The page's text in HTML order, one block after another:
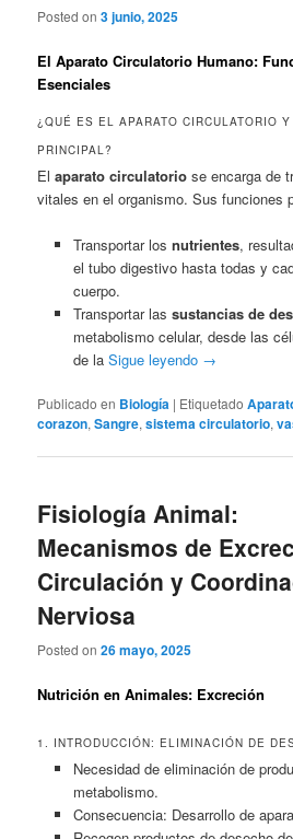
Posted on3 junio, 2025
El Aparato Circulatorio Humano:
Esenciales
¿QUÉ ES EL APARATO CIRCULATORIO
PRINCIPAL?
Elaparato circulatorio se encarga de
vitales en el organismo. Sus funciones
Transportar los nutrientes,
el tubo digestivo hasta todas y
cuerpo.
Transportar las sustancias de
metabolismo celular, desde las
de la Sigue leyendo →
Publicado en Biología | Etiquetado
corazon,Sangre,sistema circulatorio,
Fisiología Animal:
Mecanismos de
Circulación y
Nerviosa
Posted on26 mayo, 2025
Nutrición en Animales: Excreción
1. INTRODUCCIÓN: ELIMINACIÓN DE
Necesidad de eliminación de
metabolismo.
Consecuencia: Desarrollo de